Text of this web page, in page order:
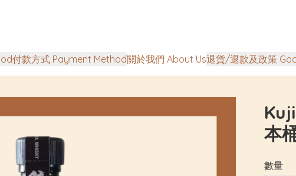
付款方式 Payment Method關於我們 About Us退貨/退款及政策
本
數量